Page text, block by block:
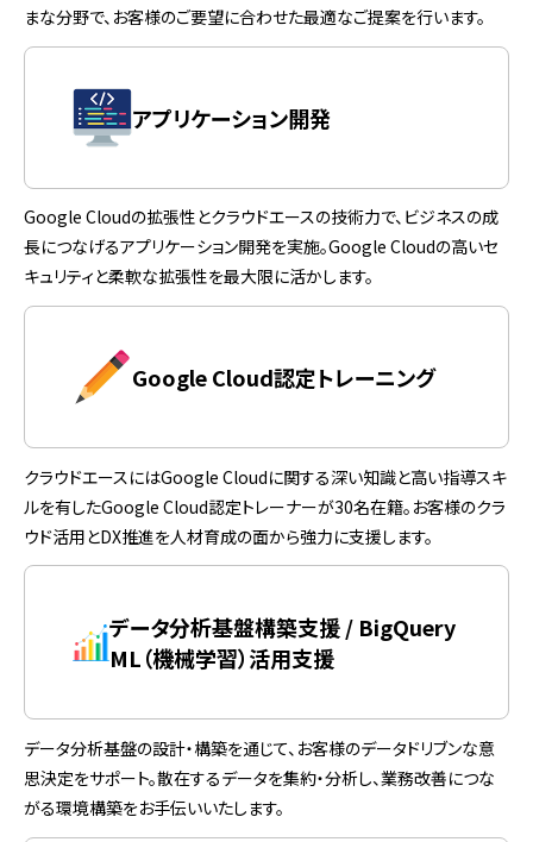
まな分野で、お客様のご要望に合わせた最適なご提案を行います。
アプリケーション開発
Google Cloudの拡張性とクラウドエースの技術力で、ビジネスの成
長につなげるアプリケーション開発を実施。Google Cloudの高いセ
キュリティと柔軟な拡張性を最大限に活かします。
Google Cloud認定トレーニング
クラウドエースにはGoogle Cloudに関する深い知識と高い指導スキ
ルを有したGoogle Cloud認定トレーナーが30名在籍。お客様のクラ
ウド活用とDX推進を人材育成の面から強力に支援します。
データ分析基盤構築支援 / BigQuery
ML（機械学習）活用支援
データ分析基盤の設計・構築を通じて、お客様のデータドリブンな意
思決定をサポート。散在するデータを集約・分析し、業務改善につな
がる環境構築をお手伝いいたします。